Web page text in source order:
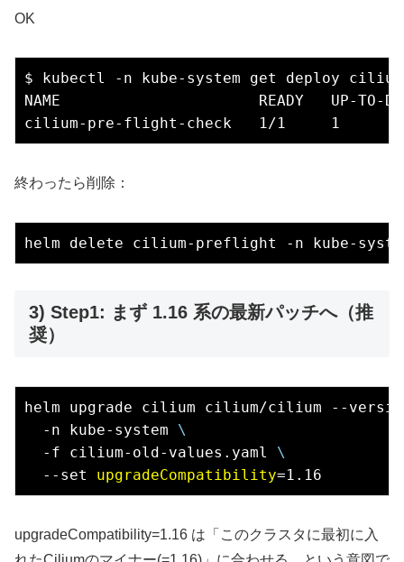
OK
$ kubectl -n kube-system get deploy
NAME                      READY   UP-TO-
終わったら削除：
3) Step1: まず 1.16 系の最新パッチへ（推
奨）
helm upgrade cilium cilium/cilium --
  -n kube-system
\
  -f cilium-old-values.yaml
\
  --set
upgradeCompatibility
upgradeCompatibility=1.16 は「このクラスタに最初に入